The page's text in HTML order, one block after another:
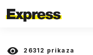
26312 prikaza